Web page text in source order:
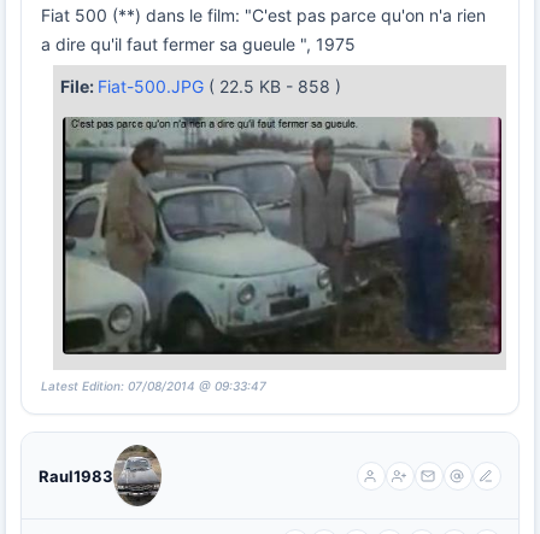
Fiat 500 (**) dans le film: "C'est pas parce qu'on n'a rien
a dire qu'il faut fermer sa gueule ", 1975
File: Fiat-500.JPG ( 22.5 KB - 858 )
Latest Edition: 07/08/2014 @ 09:33:47
Raul1983